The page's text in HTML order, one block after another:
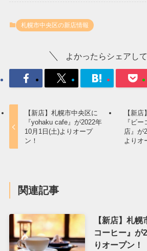
札幌市中央区の新店情報
よかったらシェアして
【新店】札幌市中央区に
『yohaku cafe』が2022年
10月1日(土)よりオープ
ン！
【新
『ビ
店』が
よりオ
関連記事
【新店】札
コーヒー』が
りオープン！